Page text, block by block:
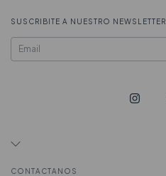
SUSCRIBITE A NUESTRO NEWSLETTER
CONTACTANOS